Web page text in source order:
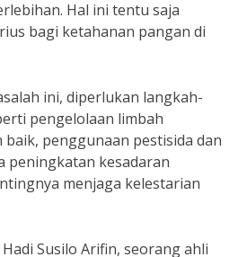
Hal ini tentu saja
bagi ketahanan pangan di
ini, diperlukan langkah-
pengelolaan limbah
penggunaan pestisida dan
peningkatan kesadaran
menjaga kelestarian
Susilo Arifin, seorang ahli